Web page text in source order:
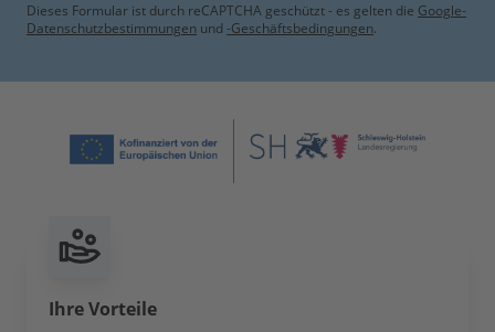
Dieses Formular ist durch reCAPTCHA geschützt - es gelten die Google-
Datenschutzbestimmungen und -Geschäftsbedingungen.
Ihre Vorteile